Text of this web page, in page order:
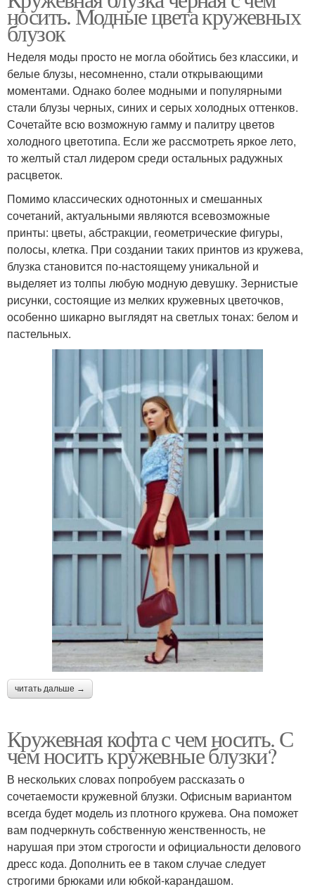
носить. Модные цвета кружевных
блузок
Неделя моды просто не могла обойтись без классики, и
белые блузы, несомненно, стали открывающими
моментами. Однако более модными и популярными
стали блузы черных, синих и серых холодных оттенков.
Сочетайте всю возможную гамму и палитру цветов
холодного цветотипа. Если же рассмотреть яркое лето,
то желтый стал лидером среди остальных радужных
расцветок.
Помимо классических однотонных и смешанных
сочетаний, актуальными являются всевозможные
принты: цветы, абстракции, геометрические фигуры,
полосы, клетка. При создании таких принтов из кружева,
блузка становится по-настоящему уникальной и
выделяет из толпы любую модную девушку. Зернистые
рисунки, состоящие из мелких кружевных цветочков,
особенно шикарно выглядят на светлых тонах: белом и
пастельных.
читать дальше →
Кружевная кофта с чем носить. С
чем носить кружевные блузки?
В нескольких словах попробуем рассказать о
сочетаемости кружевной блузки. Офисным вариантом
всегда будет модель из плотного кружева. Она поможет
вам подчеркнуть собственную женственность, не
нарушая при этом строгости и официальности делового
дресс кода. Дополнить ее в таком случае следует
строгими брюками или юбкой-карандашом.